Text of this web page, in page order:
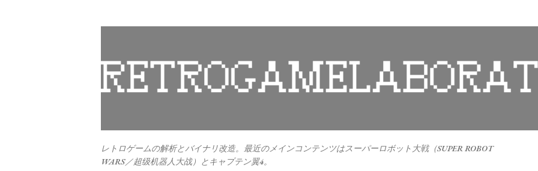
レトロゲームの解析とバイナリ改造。最近のメインコンテンツはスーパーロボット大戦（SUPER ROBOT
WARS／超级机器人大战）とキャプテン翼4。